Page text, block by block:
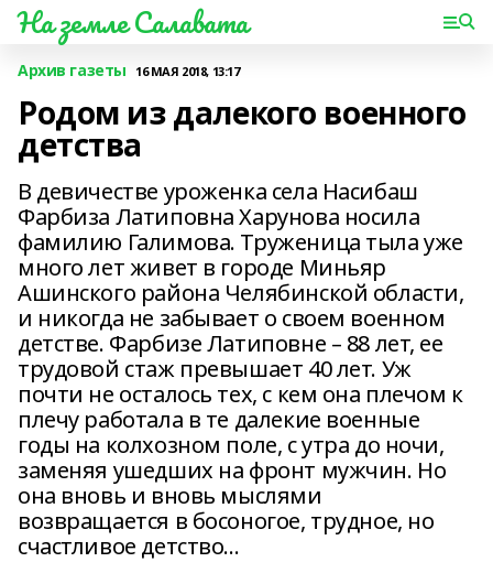
На земле Салавата
Архив газеты 16 МАЯ 2018, 13:17
Родом из далекого военного
детства
В девичестве уроженка села Насибаш
Фарбиза Латиповна Харунова носила
фамилию Галимова. Труженица тыла уже
много лет живет в городе Миньяр
Ашинского района Челябинской области,
и никогда не забывает о своем военном
детстве. Фарбизе Латиповне – 88 лет, ее
трудовой стаж превышает 40 лет. Уж
почти не осталось тех, с кем она плечом к
плечу работала в те далекие военные
годы на колхозном поле, с утра до ночи,
заменяя ушедших на фронт мужчин. Но
она вновь и вновь мыслями
возвращается в босоногое, трудное, но
счастливое детство…